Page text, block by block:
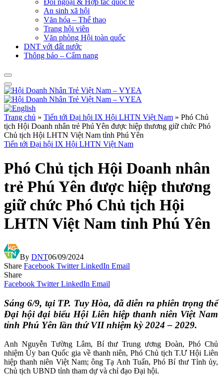
Đối ngoại & Hợp tác quốc tế
An sinh xã hội
Văn hóa – Thể thao
Trang hội viên
Văn phòng Hội toàn quốc
DNT với đất nước
Thông báo – Cẩm nang
Trang chủ » Tiến tới Đại hội IX Hội LHTN Việt Nam » Phó Chủ
tịch Hội Doanh nhân trẻ Phú Yên được hiệp thương giữ chức Phó
Chủ tịch Hội LHTN Việt Nam tỉnh Phú Yên
Tiến tới Đại hội IX Hội LHTN Việt Nam
Phó Chủ tịch Hội Doanh nhân
trẻ Phú Yên được hiệp thương
giữ chức Phó Chủ tịch Hội
LHTN Việt Nam tỉnh Phú Yên
By DNT06/09/2024
Share Facebook Twitter LinkedIn Email
Share
Facebook Twitter LinkedIn Email
Sáng 6/9, tại TP. Tuy Hòa, đã diễn ra phiên trọng thể
Đại hội đại biểu Hội Liên hiệp thanh niên Việt Nam
tỉnh Phú Yên lần thứ VII nhiệm kỳ 2024 – 2029.
Anh Nguyễn Tường Lâm, Bí thư Trung ương Đoàn, Phó Chủ
nhiệm Ủy ban Quốc gia về thanh niên, Phó Chủ tịch T.Ư Hội Liên
hiệp thanh niên Việt Nam; ông Tạ Anh Tuấn, Phó Bí thư Tỉnh ủy,
Chủ tịch UBND tỉnh tham dự và chỉ đạo Đại hội.